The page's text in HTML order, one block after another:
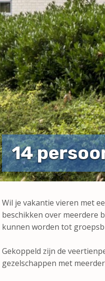
14
Wil je vakantie vieren met
beschikken over meerdere
kunnen worden tot
Gekoppeld zijn de
gezelschappen met